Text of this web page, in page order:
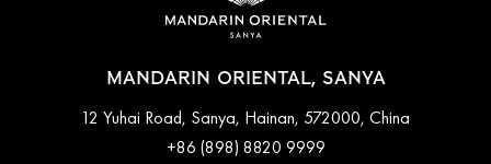
MANDARIN ORIENTAL, SANYA
12 Yuhai Road, Sanya, Hainan, 572000, China
+86 (898) 8820 9999